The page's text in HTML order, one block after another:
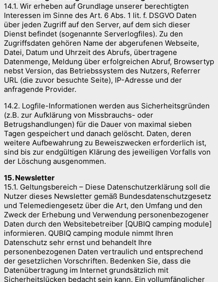
14.1. Wir erheben auf Grundlage unserer berechtigten
Interessen im Sinne des Art. 6 Abs. 1 lit. f. DSGVO Daten
über jeden Zugriff auf den Server, auf dem sich dieser
Dienst befindet (sogenannte Serverlogfiles). Zu den
Zugriffsdaten gehören Name der abgerufenen Webseite,
Datei, Datum und Uhrzeit des Abrufs, übertragene
Datenmenge, Meldung über erfolgreichen Abruf, Browsertyp
nebst Version, das Betriebssystem des Nutzers, Referrer
URL (die zuvor besuchte Seite), IP-Adresse und der
anfragende Provider.
14.2. Logfile-Informationen werden aus Sicherheitsgründen
(z.B. zur Aufklärung von Missbrauchs- oder
Betrugshandlungen) für die Dauer von maximal sieben
Tagen gespeichert und danach gelöscht. Daten, deren
weitere Aufbewahrung zu Beweiszwecken erforderlich ist,
sind bis zur endgültigen Klärung des jeweiligen Vorfalls von
der Löschung ausgenommen.
15. Newsletter
15.1. Geltungsbereich – Diese Datenschutzerklärung soll die
Nutzer dieses Newsletter gemäß Bundesdatenschutzgesetz
und Telemediengesetz über die Art, den Umfang und den
Zweck der Erhebung und Verwendung personenbezogener
Daten durch den Websitebetreiber [QUBIQ camping module]
informieren. QUBIQ camping module nimmt Ihren
Datenschutz sehr ernst und behandelt Ihre
personenbezogenen Daten vertraulich und entsprechend
der gesetzlichen Vorschriften. Bedenken Sie, dass die
Datenübertragung im Internet grundsätzlich mit
Sicherheitslücken bedacht sein kann. Ein vollumfänglicher